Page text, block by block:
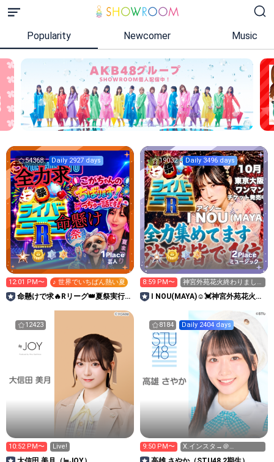
Popularity Newcomer Music
54368 Daily 2927 days
1Place
芸人
12:01 PM〜 ♪ 世界でいちばん熱い夏
命懸けで求🔥Rリーグ👑夏祭実行
19032 Daily 3496 days
2Place
ミュージック
8:59 PM〜
神宮外苑花火終わりまし
た🙏24時迄全力ランキン
I NOU(MAYA)☺︎︎︎︎💓神宮外苑花火大
12423
10:52 PM〜 Live!
8184 Daily 2404 days
9:50 PM〜
X.インスタ→＠
stu48_sayan